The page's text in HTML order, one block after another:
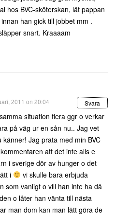
hos BVC-sköterskan, lät pappan
han gick till jobbet mm .
snart. Kraaaam
2011 on 20:04 Svara
situation flera ggr o verkar
på väg ur en sån nu.. Jag vet
känner! Jag prata med min BVC
att det inte alls e
i sverige dör av hunger o det
i
vi skulle bara erbjuda
som vanligt o vill han inte ha då
o låter han vänta till nästa
man dom kan man lätt göra de